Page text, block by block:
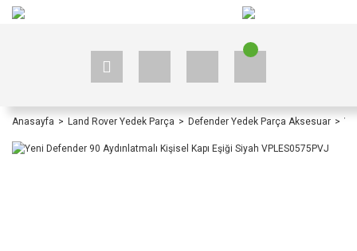
Anasayfa Land Rover Yedek Parça Defender Yedek Parça Aksesuar